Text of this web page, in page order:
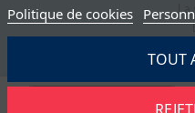
Politique de cookies
TOUT
La